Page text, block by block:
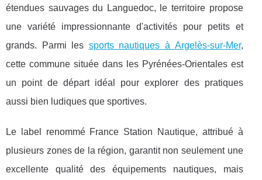
étendues sauvages du Languedoc,
le territoire propose
une variété impressionnante d'activités pour petits et
grands. Parmi les sports nautiques à Argelès-sur-Mer,
cette commune située dans les Pyrénées-Orientales est
un point de départ idéal pour explorer des pratiques
aussi bien ludiques que sportives.
Le label renommé France Station Nautique, attribué à
plusieurs zones de la région, garantit non seulement une
excellente qualité des équipements nautiques, mais